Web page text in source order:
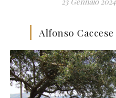
Alfonso Caccese